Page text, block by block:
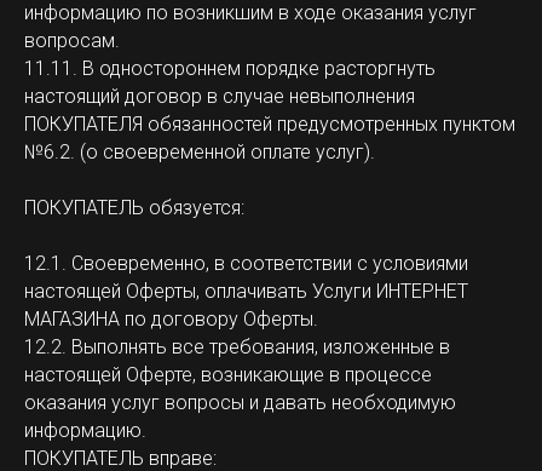
информацию по возникшим в ходе оказания услуг
вопросам.
11.11. В одностороннем порядке расторгнуть
настоящий договор в случае невыполнения
ПОКУПАТЕЛЯ обязанностей предусмотренных пунктом
№6.2. (о своевременной оплате услуг).
ПОКУПАТЕЛЬ обязуется:
12.1. Своевременно, в соответствии с условиями
настоящей Оферты, оплачивать Услуги ИНТЕРНЕТ
МАГАЗИНА по договору Оферты.
12.2. Выполнять все требования, изложенные в
настоящей Оферте, возникающие в процессе
оказания услуг вопросы и давать необходимую
информацию.
ПОКУПАТЕЛЬ вправе: